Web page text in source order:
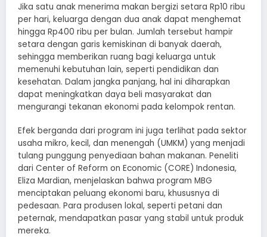
Jika satu anak menerima makan bergizi setara Rp10 ribu
per hari, keluarga dengan dua anak dapat menghemat
hingga Rp400 ribu per bulan. Jumlah tersebut hampir
setara dengan garis kemiskinan di banyak daerah,
sehingga memberikan ruang bagi keluarga untuk
memenuhi kebutuhan lain, seperti pendidikan dan
kesehatan. Dalam jangka panjang, hal ini diharapkan
dapat meningkatkan daya beli masyarakat dan
mengurangi tekanan ekonomi pada kelompok rentan.
Efek berganda dari program ini juga terlihat pada sektor
usaha mikro, kecil, dan menengah (UMKM) yang menjadi
tulang punggung penyediaan bahan makanan. Peneliti
dari Center of Reform on Economic (CORE) Indonesia,
Eliza Mardian, menjelaskan bahwa program MBG
menciptakan peluang ekonomi baru, khususnya di
pedesaan. Para produsen lokal, seperti petani dan
peternak, mendapatkan pasar yang stabil untuk produk
mereka.